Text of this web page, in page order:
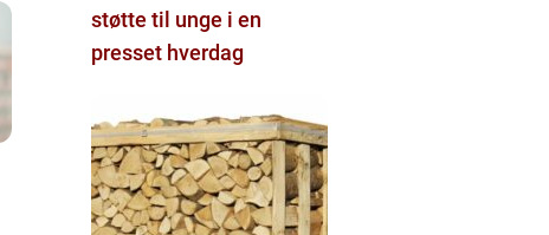
støtte til unge i en
presset hverdag